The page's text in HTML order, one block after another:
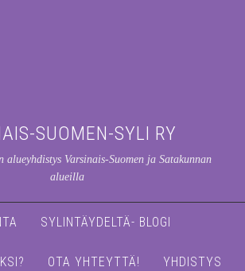
SUOMEN-SYLI RY
Varsinais-Suomen ja Satakunnan
alueilla
SYLINTÄYDELTÄ- BLOGI
OTA YHTEYTTÄ! YHDISTYS